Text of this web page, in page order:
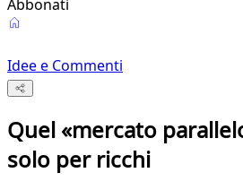
Abbonati
Idee e Commenti
Quel «mercato
solo per ricchi